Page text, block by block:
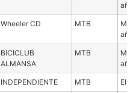
Wheeler CD MTB
BICICLUB
ALMANSA
MTB
INDEPENDIENTE MTB